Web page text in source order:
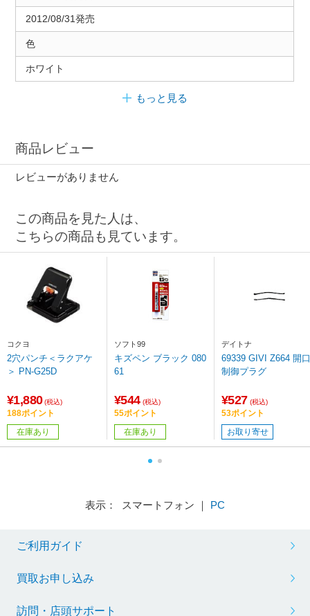
2012/08/31発売
色
ホワイト
もっと見る
商品レビュー
レビューがありません
この商品を見た人は、
こちらの商品も見ています。
コクヨ
2穴パンチ＜ラクアケ
＞ PN-G25D
¥1,880 (税込)
188ポイント
在庫あり
ソフト99
キズペン ブラック 080
61
¥544 (税込)
55ポイント
在庫あり
デイトナ
69339 GIVI Z664 開口
制御プラグ
¥527 (税込)
53ポイント
お取り寄せ
表示： スマートフォン ｜ PC
ご利用ガイド
買取お申し込み
訪問・店頭サポート